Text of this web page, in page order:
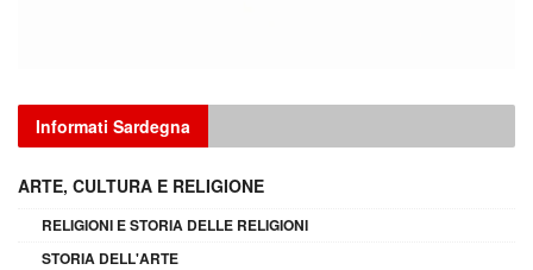
Informati Sardegna
ARTE, CULTURA E RELIGIONE
RELIGIONI E STORIA DELLE RELIGIONI
STORIA DELL'ARTE